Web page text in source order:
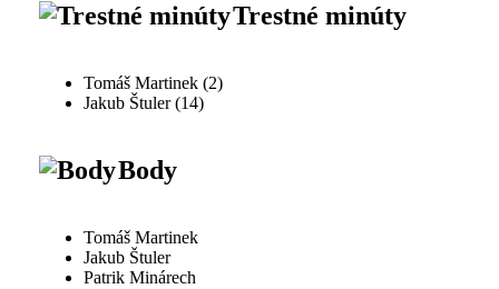
Trestné minúty
Tomáš Martinek (2)
Jakub Štuler (14)
Body
Tomáš Martinek
Jakub Štuler
Patrik Minárech